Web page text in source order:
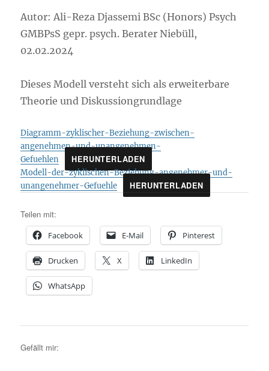
Autor: Ali-Reza Djassemi BSc (Honors) Psych
GMBPsS gepr. psych. Berater Niebüll,
02.02.2024
Dieses Modell versteht sich als erweiterbare
Theorie und Diskussiongrundlage
Diagramm-zyklischer-Beziehung-zwischen-
angenehmen-und-unangenehmen-
Gefuehlen
HERUNTERLADEN
Modell-der-zyklischen-Beziehung-angenehmer-und-
unangenehmer-Gefuehle
HERUNTERLADEN
Teilen mit:
Facebook E-Mail Pinterest
Drucken X LinkedIn
WhatsApp
Gefällt mir: